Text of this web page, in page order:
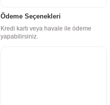
Ödeme Seçenekleri
Kredi kartı veya havale ile ödeme
yapabilirsiniz.